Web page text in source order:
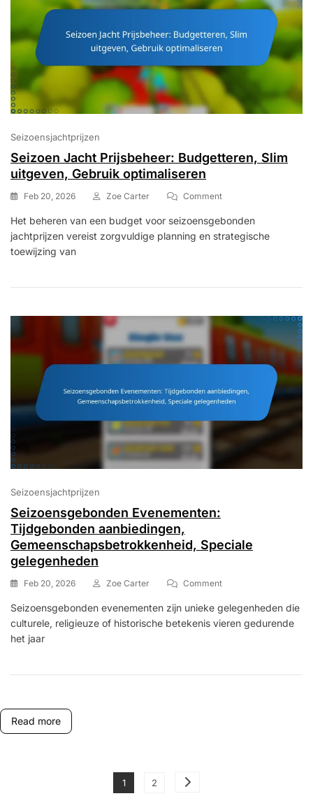
Seizoensjachtprijzen
Seizoen Jacht Prijsbeheer: Budgetteren, Slim
uitgeven, Gebruik optimaliseren
Feb 20, 2026 Zoe Carter CommentOn
Jacht
Prijsbeheer:
Gebruik
Het beheren van een budget voor seizoensgebonden
jachtprijzen vereist zorgvuldige planning en strategische
toewijzing van
Seizoensjachtprijzen
Seizoensgebonden Evenementen:
Tijdgebonden aanbiedingen,
Gemeenschapsbetrokkenheid, Speciale
gelegenheden
Feb 20, 2026 Zoe Carter CommentOn
Evenementen:
Tijdgebonden
Gelegenheden
Seizoensgebonden evenementen zijn unieke gelegenheden die
culturele, religieuze of historische betekenis vieren gedurende
het jaar
Read more
Posts
Page
1 Page
2